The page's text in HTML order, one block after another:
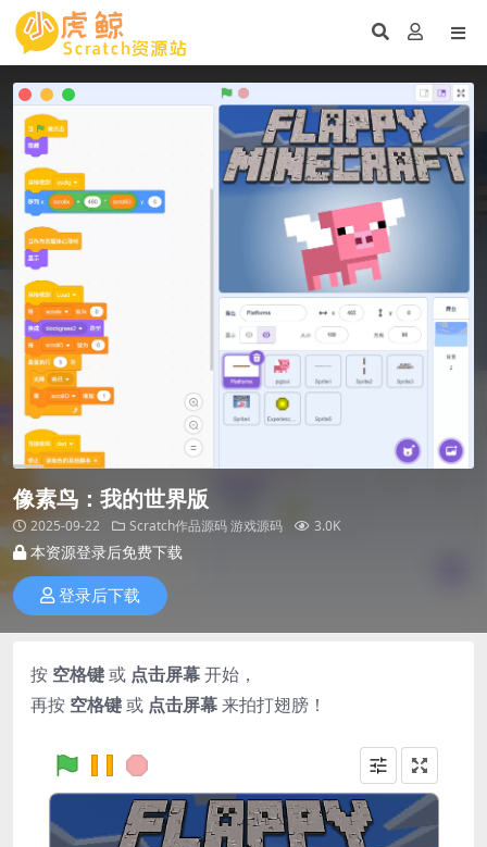
像素鸟：我的世界版
2025-09-22 Scratch作品源码游戏源码 3.0K
本资源登录后免费下载
登录后下载
按 空格键或 点击屏幕开始，
再按 空格键或 点击屏幕来拍打翅膀！